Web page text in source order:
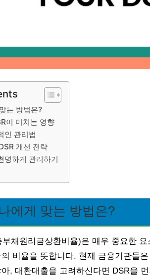
는 방법은?
이 미치는 영향
인 관리법
개선 전략
명하게 관리하기
에게 맞는 방법은?
채원리금상환비율)은 매우 중요한
비율을 뜻합니다. 현재 금융기관들
, 대환대출을 고려하신다면 DSR을